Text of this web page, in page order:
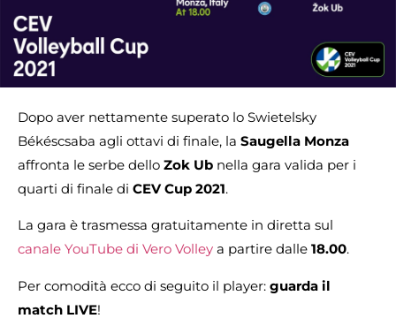
Dopo aver nettamente superato lo Swietelsky
Békéscsaba agli ottavi di finale, la Saugella Monza
affronta le serbe dello Zok Ub nella gara valida per i
quarti di finale di CEV Cup 2021.
La gara è trasmessa gratuitamente in diretta sul
canale YouTube di Vero Volley a partire dalle 18.00.
Per comodità ecco di seguito il player: guarda il
match LIVE!